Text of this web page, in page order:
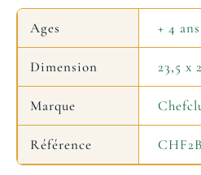
Ages + 4 ans
Dimension 23,5 x
Marque
Référence